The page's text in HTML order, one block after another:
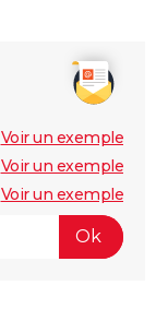
Voir un exemple
Voir un exemple
Voir un exemple